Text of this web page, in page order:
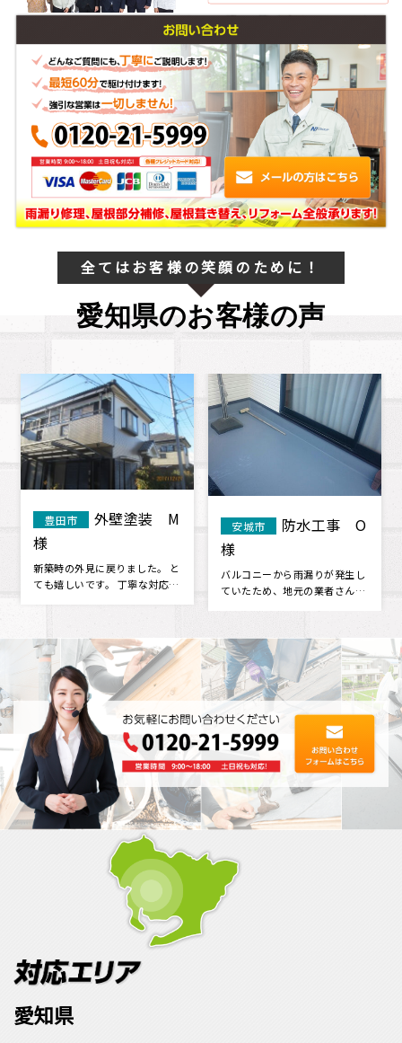
全てはお客様の笑顔のために！
愛知県のお客様の声
みよし市
屋根塗装
職人さん達の仕事が丁寧で関心
いたしました。 きちんと毎日挨
みよし市
屋根葺き替
大変お世話になりました。 丁寧
で確実なお仕事ありがとうござ
いました。感謝申し上げます 他
愛知県